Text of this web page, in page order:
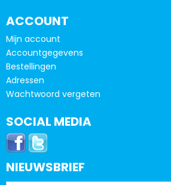
ACCOUNT
Mijn account
Accountgegevens
Bestellingen
Adressen
Wachtwoord vergeten
SOCIAL MEDIA
NIEUWSBRIEF